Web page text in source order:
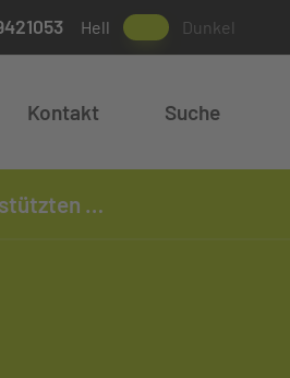
Hell Dunkel
Kontakt Suche
Arbeit